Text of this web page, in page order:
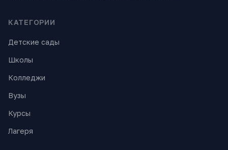
КАТЕГОРИИ
Детские сады
Школы
Колледжи
Вузы
Курсы
Лагеря